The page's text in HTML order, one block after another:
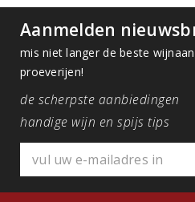
Aanmelden
mis niet langer de beste
proeverijen!
de scherpste aanbiedingen
handige wijn en spijs tips